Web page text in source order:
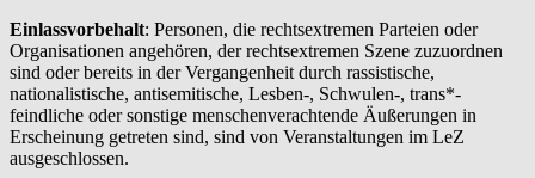
Einlassvorbehalt: Personen, die rechtsextremen Parteien oder
Organisationen angehören, der rechtsextremen Szene zuzuordnen
sind oder bereits in der Vergangenheit durch rassistische,
nationalistische, antisemitische, Lesben-, Schwulen-, trans*-
feindliche oder sonstige menschenverachtende Äußerungen in
Erscheinung getreten sind, sind von Veranstaltungen im LeZ
ausgeschlossen.